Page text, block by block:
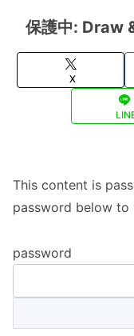
保護中: Draw
X
This content is
password below to
password